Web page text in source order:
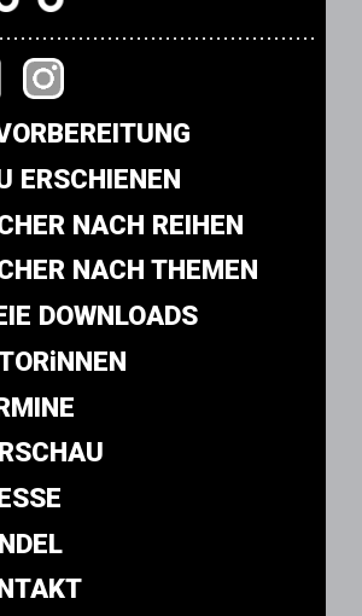
ERSCHIENEN
NACH REIHEN
NACH THEMEN
DOWNLOADS